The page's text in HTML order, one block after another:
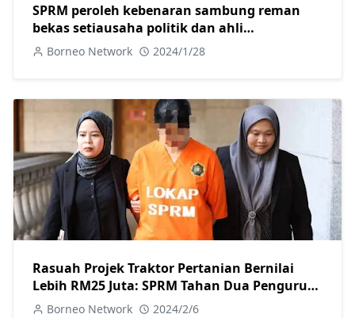
SPRM peroleh kebenaran sambung reman
bekas setiausaha politik dan ahli
perniagaan.
Borneo Network 2024/1/28
Rasuah Projek Traktor Pertanian Bernilai
Lebih RM25 Juta: SPRM Tahan Dua Pengurus
Besar dan Reman Seorang Pengarah Urusan
Borneo Network 2024/2/6